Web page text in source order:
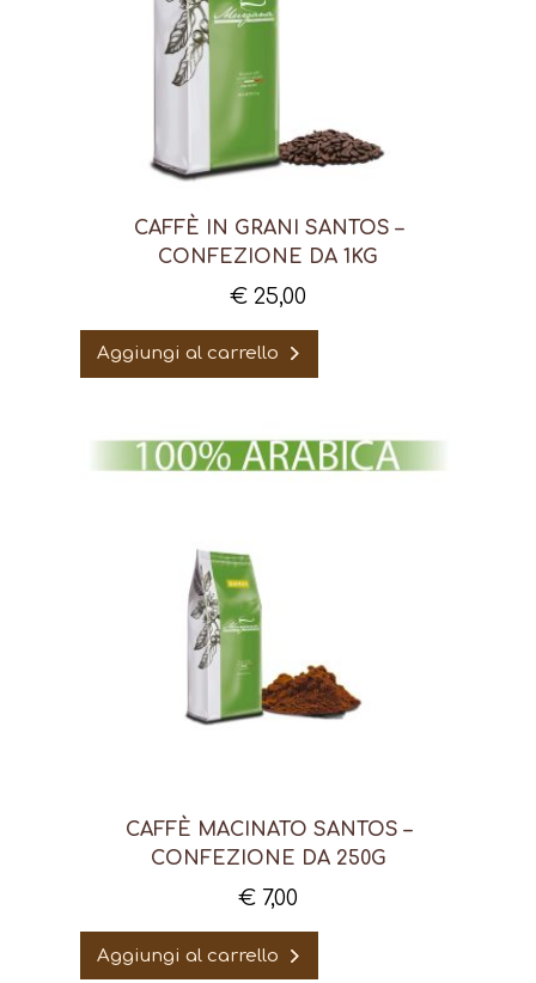
CAFFÈ IN GRANI SANTOS –
CONFEZIONE DA 1KG
€ 25,00
Aggiungi al carrello
CAFFÈ MACINATO SANTOS –
CONFEZIONE DA 250G
€ 7,00
Aggiungi al carrello